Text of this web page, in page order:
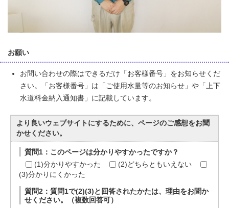
お願い
お問い合わせの際はできるだけ「お客様番号」をお知らせくだ
さい。「お客様番号」は「ご使用水量等のお知らせ」や「上下
水道料金納入通知書」に記載しています。
より良いウェブサイトにするために、ページのご感想をお聞
かせください。
質問1：このページは分かりやすかったですか？
(1)分かりやすかった
(2)どちらともいえない
(3)分かりにくかった
質問2：質問1で(2)(3)と回答されたかたは、理由をお聞か
せください。（複数回答可）